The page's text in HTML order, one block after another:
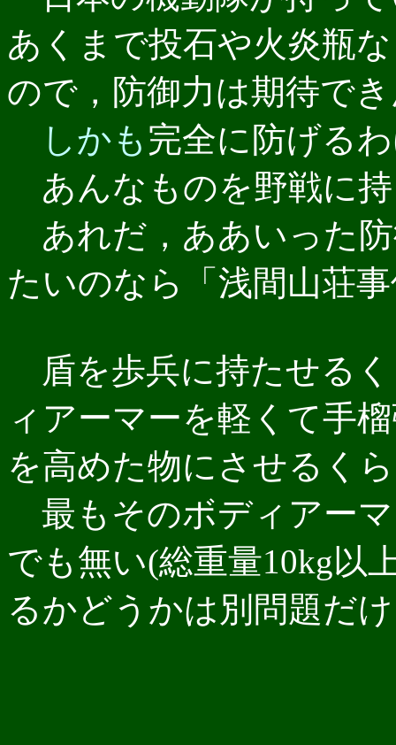
あくまで投石や火炎瓶
ので，防御力は期待で
しかも 完全に防げる
あんなものを野戦に
あれだ，ああいった
たいのなら「浅間山荘
盾を歩兵に持たせる
ィアーマーを軽くて手
を高めた物にさせるく
最もそのボディアー
でも無い(総重量10kg以
るかどうかは別問題だ